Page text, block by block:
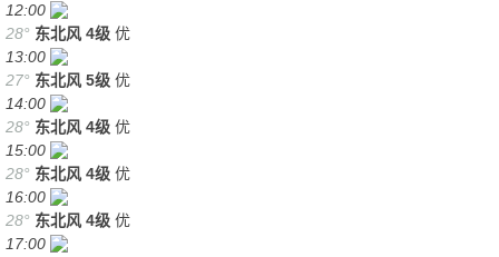
12:00
28° 东北风 4级 优
13:00
27° 东北风 5级 优
14:00
28° 东北风 4级 优
15:00
28° 东北风 4级 优
16:00
28° 东北风 4级 优
17:00